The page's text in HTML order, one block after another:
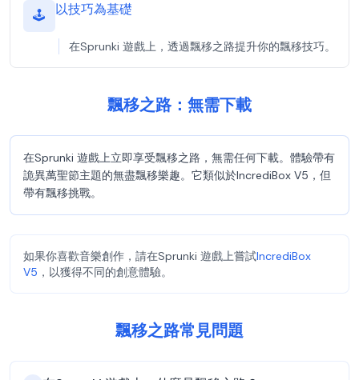
🕹️ 以技巧為基礎
在Sprunki 遊戲上，透過飄移之路提升你的飄移技巧。
飄移之路：無需下載
在Sprunki 遊戲上立即享受飄移之路，無需任何下載。體驗帶有
詭異萬聖節主題的無盡飄移樂趣。它類似於IncrediBox V5，但
帶有飄移挑戰。
如果你喜歡音樂創作，請在Sprunki 遊戲上嘗試IncrediBox
V5 ，以獲得不同的創意體驗。
飄移之路常見問題